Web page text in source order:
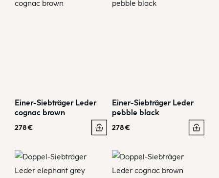
Einer-Siebträger Leder
cognac brown
278€
Einer-Siebträger Leder
pebble black
278€